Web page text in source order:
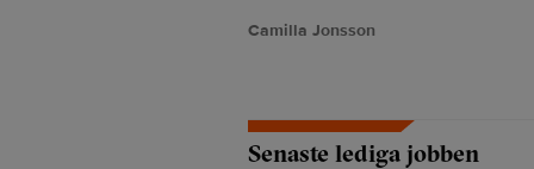
Camilla Jonsson
Senaste lediga jobben